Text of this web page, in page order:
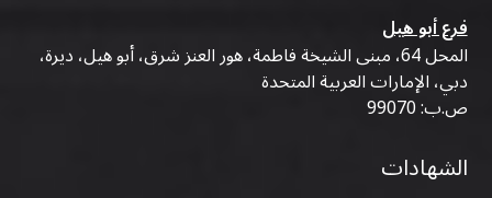
فرع أبو هيل
المحل 64، مبنى الشيخة فاطمة، هور العنز شرق، أبو هيل، ديرة،
دبي، الإمارات العربية المتحدة
ص.ب: 99070
الشهادات